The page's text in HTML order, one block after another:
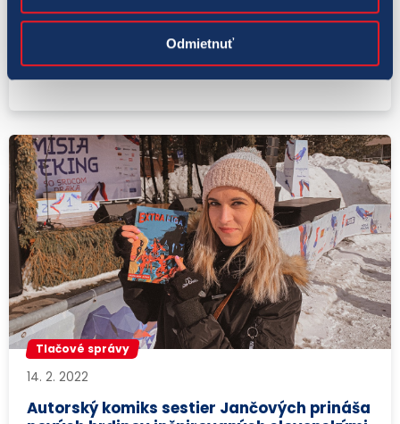
Odmietnuť
Slováci sú po dvanástich rokoch vo
štvrťfinále, Nemcov ubránili aj
húževnatosťou
Tlačové správy
14. 2. 2022
Autorský komiks sestier Jančových prináša